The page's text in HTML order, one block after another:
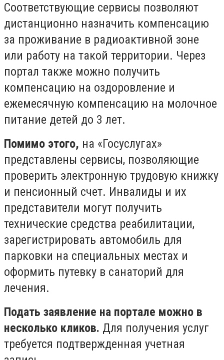
Соответствующие сервисы позволяют
дистанционно назначить компенсацию
за проживание в радиоактивной зоне
или работу на такой территории. Через
портал также можно получить
компенсацию на оздоровление и
ежемесячную компенсацию на молочное
питание детей до 3 лет.
Помимо этого, на «Госуслугах»
представлены сервисы, позволяющие
проверить электронную трудовую книжку
и пенсионный счет. Инвалиды и их
представители могут получить
технические средства реабилитации,
зарегистрировать автомобиль для
парковки на специальных местах и
оформить путевку в санаторий для
лечения.
Подать заявление на портале можно в
несколько кликов. Для получения услуг
требуется подтвержденная учетная